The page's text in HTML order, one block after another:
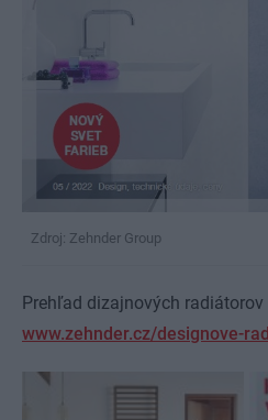
Zdroj: Zehnder Group
Prehľad dizajnových
www.zehnder.cz/designove-